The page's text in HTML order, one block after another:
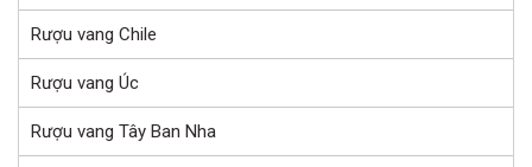
Rượu vang Chile
Rượu vang Úc
Rượu vang Tây Ban Nha